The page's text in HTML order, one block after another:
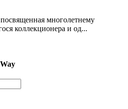
многолетнему
коллекционера и од...